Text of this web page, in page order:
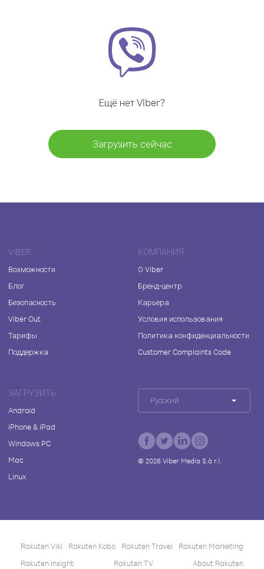
Ещё нет Viber?
Загрузить сейчас
VIBER
Возможности
Блог
Безопасность
Viber Out
Тарифы
Поддержка
КОМПАНИЯ
О Viber
Бренд-центр
Карьера
Условия использования
Политика конфиденциальности
Customer Complaints Code
ЗАГРУЗИТЬ
Android
iPhone & iPad
Windows PC
Mac
Linux
Русский
© 2026Viber Media S.à r.l.
Rakuten Viki Rakuten Kobo Rakuten Travel
Rakuten Marketing
Rakuten Insight
Rakuten TV About Rakuten